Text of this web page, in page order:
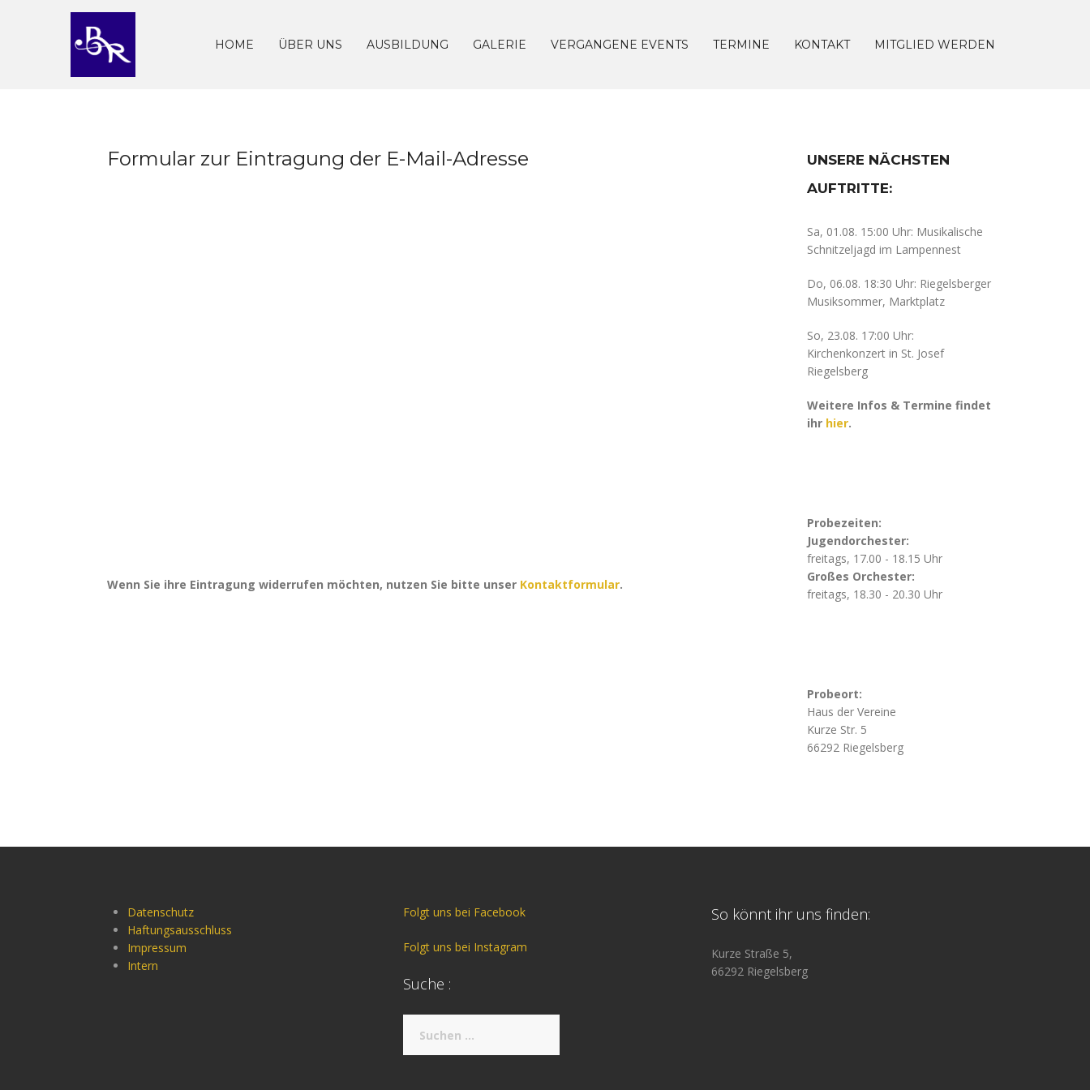
HOME ÜBER UNS AUSBILDUNG GALERIE VERGANGENE EVENTS TERMINE KONTAKT MITGLIED WERDEN
Formular zur Eintragung der E-Mail-Adresse
Wenn Sie ihre Eintragung widerrufen möchten, nutzen Sie bitte unser Kontaktformular.
UNSERE NÄCHSTEN
AUFTRITTE:
Sa, 01.08. 15:00 Uhr: Musikalische
Schnitzeljagd im Lampennest
Do, 06.08. 18:30 Uhr: Riegelsberger
Musiksommer, Marktplatz
So, 23.08. 17:00 Uhr:
Kirchenkonzert in St. Josef
Riegelsberg
Weitere Infos & Termine findet
ihr hier.
Probezeiten:
Jugendorchester:
freitags, 17.00 - 18.15 Uhr
Großes Orchester:
freitags, 18.30 - 20.30 Uhr
Probeort:
Haus der Vereine
Kurze Str. 5
66292 Riegelsberg
Datenschutz
Haftungsausschluss
Impressum
Intern
Folgt uns bei Facebook
Folgt uns bei Instagram
Suche :
nach:
So könnt ihr uns finden:
Kurze Straße 5,
66292 Riegelsberg